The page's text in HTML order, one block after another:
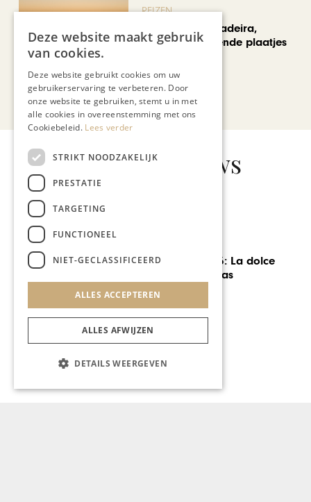
REIZEN
Een week op Madeira,
voorbij de bekende plaatjes
Bekijk alle artikelen
Gerelateerd nieuws
Bassinario 2026: La dolce
vita aan de Maas
Deze website maakt gebruik
van cookies.
Deze website gebruikt cookies om uw
gebruikerservaring te verbeteren. Door
onze website te gebruiken, stemt u in met
alle cookies in overeenstemming met ons
Cookiebeleid. Lees verder
STRIKT NOODZAKELIJK
PRESTATIE
TARGETING
FUNCTIONEEL
NIET-GECLASSIFICEERD
ALLES ACCEPTEREN
ALLES AFWIJZEN
DETAILS WEERGEVEN